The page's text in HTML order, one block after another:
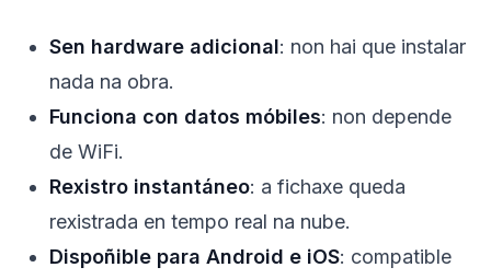
Sen hardware adicional: non hai que instalar
nada na obra.
Funciona con datos móbiles: non depende
de WiFi.
Rexistro instantáneo: a fichaxe queda
rexistrada en tempo real na nube.
Dispoñible para Android e iOS: compatible